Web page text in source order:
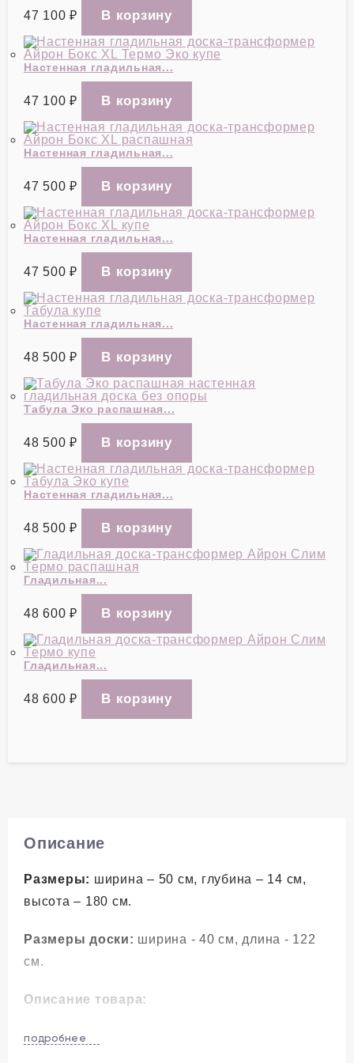
47 100₽
Настенная гладильная...
47 100₽
Настенная гладильная...
47 500₽
Настенная гладильная...
47 500₽
Настенная гладильная...
48 500₽
Табула Эко распашная...
48 500₽
Настенная гладильная...
48 500₽
Гладильная...
48 600₽
Гладильная...
48 600₽
Описание
Размеры: ширина – 50 см, глубина – 14 см,
высота – 180 см.
Размеры доски: ширина - 40 см, длина - 122
см.
Описание товара:
Гладильная доска-трансформер Айрон Бокс
подробнее